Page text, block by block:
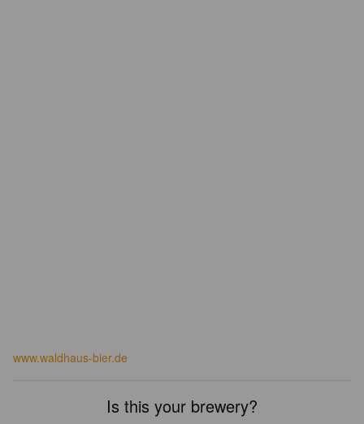
www.waldhaus-bier.de
Is this your brewery?